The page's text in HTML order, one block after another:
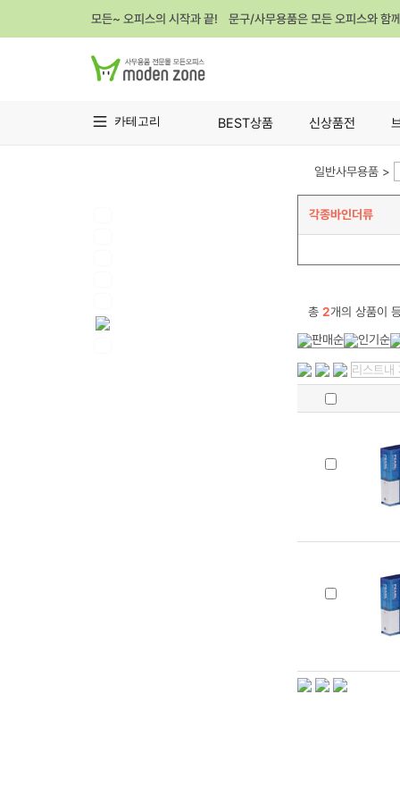
모든~ 오피스의 시작과 끝! 문구/사무용품은 모든 오피스와 함
카테고리 BEST상품 신상품전
일반사무용품 >
각종바인더류
총 2개의 상품이